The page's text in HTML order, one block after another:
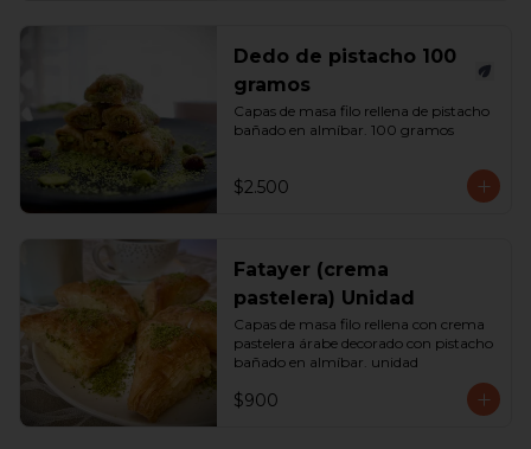
Dedo de pistacho 100
gramos
Capas de masa filo rellena de pistacho
bañado en almíbar. 100 gramos
$2.500
Fatayer (crema
pastelera) Unidad
Capas de masa filo rellena con crema
pastelera árabe decorado con pistacho
bañado en almíbar. unidad
$900